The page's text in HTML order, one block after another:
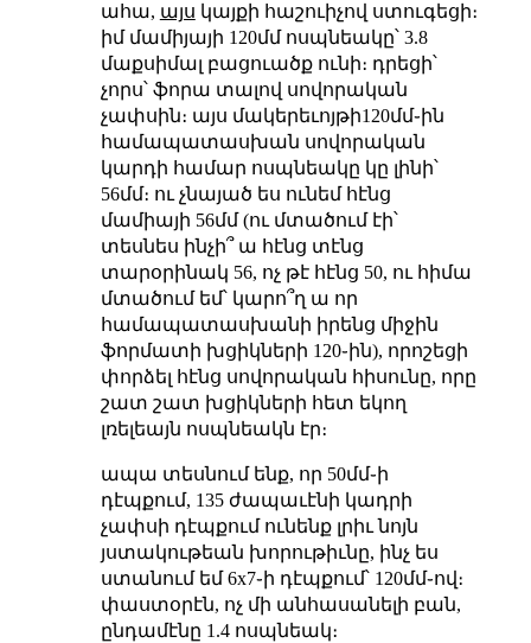
ահա, այս կայքի հաշուիչով ստուգեցի։
իմ մամիյայի 120մմ ոսպնեակը՝ 3.8
մաքսիմալ բացուածք ունի։ դրեցի՝
չորս՝ ֆորա տալով սովորական
չափսին։ այս մակերեւոյթի120մմ֊ին
համապատասխան սովորական
կարդի համար ոսպնեակը կը լինի՝
56մմ։ ու չնայած ես ունեմ հէնց
մամիայի 56մմ (ու մտածում էի՝
տեսնես ինչի՞ ա հէնց տէնց
տարօրինակ 56, ոչ թէ հէնց 50, ու հիմա
մտածում եմ՝ կարո՞ղ ա որ
համապատասխանի իրենց միջին
ֆորմատի խցիկների 120֊ին), որոշեցի
փորձել հէնց սովորական հիսունը, որը
շատ շատ խցիկների հետ եկող
լռելեայն ոսպնեակն էր։
ապա տեսնում ենք, որ 50մմ֊ի
դէպքում, 135 ժապաւէնի կադրի
չափսի դէպքում ունենք լրիւ նոյն
յստակութեան խորութիւնը, ինչ ես
ստանում եմ 6x7֊ի դէպքում՝ 120մմ֊ով։
փաստօրէն, ոչ մի անհասանելի բան,
ընդամէնը 1.4 ոսպնեակ։